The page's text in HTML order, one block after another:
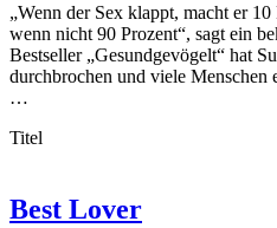
„Wenn der Sex klappt, macht er
wenn nicht 90 Prozent“, sagt ein
Bestseller „Gesundgevögelt“ hat
durchbrochen und viele Menschen
…
Titel
Best Lover